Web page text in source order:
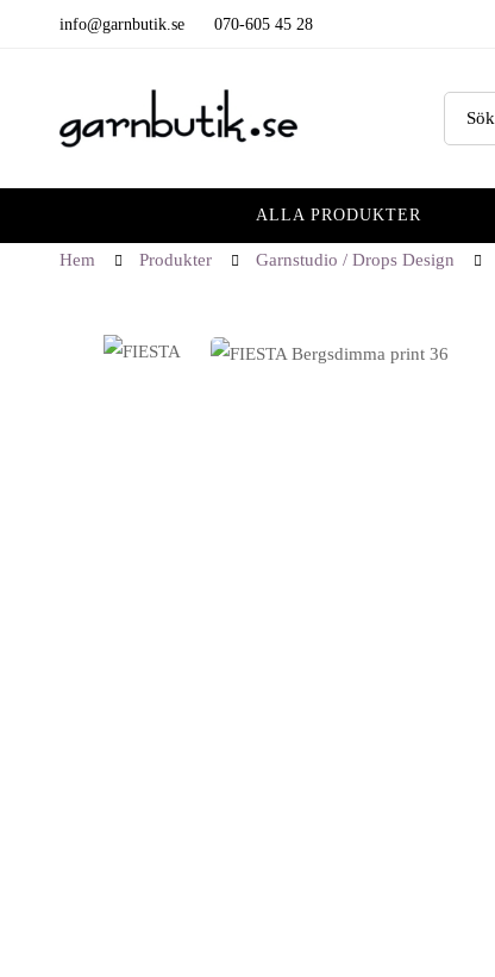
info@garnbutik.se 070-605 45 28
Sök
efter:
ALLA PRODUKTER
Hem Produkter Garnstudio / Drops Design